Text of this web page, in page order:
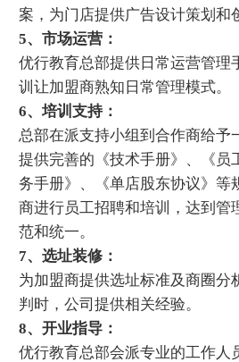
案，为门店提供广告设计策划和
5、市场运营：
优行教育总部提供日常运营管理
训让加盟商熟知日常管理模式。
6、培训支持：
总部在派支持小组到合作商给予
提供完善的《技术手册》、《员
务手册》、《单店股东协议》等
商进行员工招聘和培训，达到管
范和统一。
7、选址装修：
为加盟商提供选址标准及商圈分
判时，公司提供相关经验。
8、开业指导：
优行教育总部会派专业的工作人